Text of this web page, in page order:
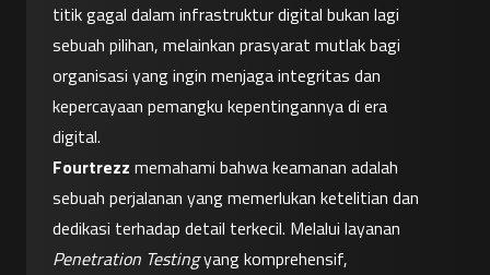
titik gagal dalam infrastruktur digital bukan lagi
sebuah pilihan, melainkan prasyarat mutlak bagi
organisasi yang ingin menjaga integritas dan
kepercayaan pemangku kepentingannya di era
digital.
Fourtrezz memahami bahwa keamanan adalah
sebuah perjalanan yang memerlukan ketelitian dan
Penetration Testing